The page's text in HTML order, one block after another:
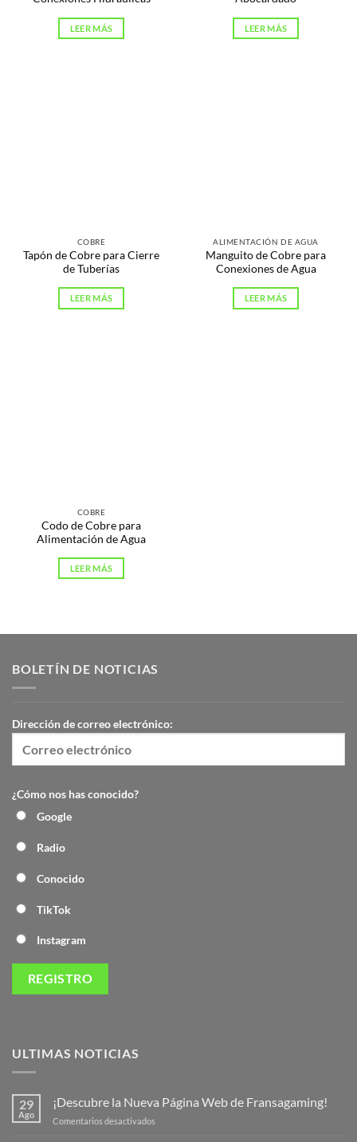
LEER MÁS LEER MÁS
COBRE
Tapón de Cobre para Cierre
de Tuberías
LEER MÁS
ALIMENTACIÓN DE AGUA
Manguito de Cobre para
Conexiones de Agua
LEER MÁS
COBRE
Codo de Cobre para
Alimentación de Agua
LEER MÁS
BOLETÍN DE NOTICIAS
Dirección de correo electrónico:
¿Cómo nos has conocido?
Google
Radio
Conocido
TikTok
Instagram
ULTIMAS NOTICIAS
29
Ago
¡Descubre la Nueva Página Web de Fransagaming!
Comentarios desactivados